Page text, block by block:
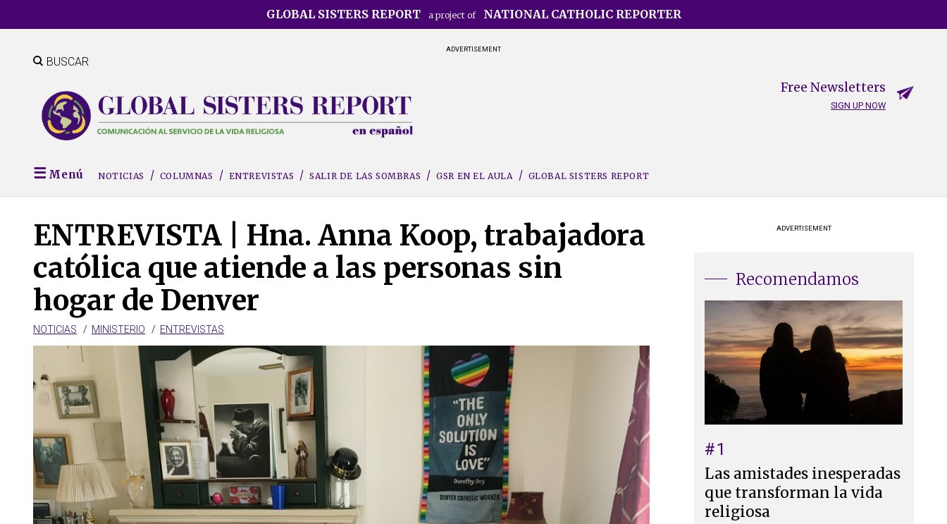
to
content
GLOBAL SISTERS REPORT a project of NATIONAL CATHOLIC REPORTER
ADVERTISEMENT
BUSCAR
Free Newsletters
SIGN UP NOW
Menú NOTICIAS COLUMNAS ENTREVISTAS SALIR DE LAS SOMBRAS GSR EN EL AULA GLOBAL SISTERS REPORT
ENTREVISTA | Hna. Anna Koop, trabajadora
católica que atiende a las personas sin
hogar de Denver
NOTICIAS MINISTERIO ENTREVISTAS
ADVERTISEMENT
Recomendamos
#1
Las amistades inesperadas
que transforman la vida
religiosa